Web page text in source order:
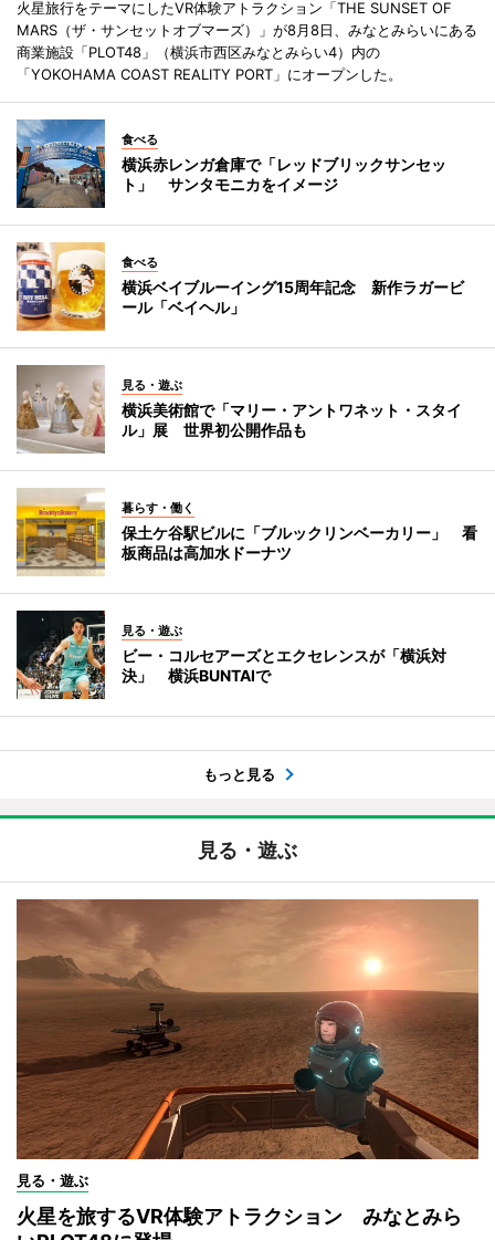
火星旅行をテーマにしたVR体験アトラクション「THE SUNSET OF
MARS（ザ・サンセットオブマーズ）」が8月8日、みなとみらいにある
商業施設「PLOT48」（横浜市西区みなとみらい4）内の
「YOKOHAMA COAST REALITY PORT」にオープンした。
食べる
横浜赤レンガ倉庫で「レッドブリックサンセッ
ト」 サンタモニカをイメージ
食べる
横浜ベイブルーイング15周年記念 新作ラガービ
ール「ベイヘル」
見る・遊ぶ
横浜美術館で「マリー・アントワネット・スタイ
ル」展 世界初公開作品も
暮らす・働く
保土ケ谷駅ビルに「ブルックリンベーカリー」 看
板商品は高加水ドーナツ
見る・遊ぶ
ビー・コルセアーズとエクセレンスが「横浜対
決」 横浜BUNTAIで
もっと見る
見る・遊ぶ
見る・遊ぶ
火星を旅するVR体験アトラクション みなとみら